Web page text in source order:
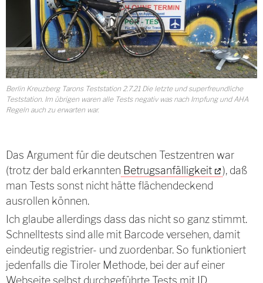
Berlin Kreuzberg Tarons Teststation 2.7.21 Die letzte und superfreundliche
Teststation. Im übrigen waren alle Tests negativ was nach Impfung und AHA
Regeln auch zu erwarten war.
Das Argument für die deutschen Testzentren war
(trotz der bald erkannten Betrugsanfälligkeit
), daß
man Tests sonst nicht hätte flächendeckend
ausrollen können.
Ich glaube allerdings dass das nicht so ganz stimmt.
Schnelltests sind alle mit Barcode versehen, damit
eindeutig registrier- und zuordenbar. So funktioniert
jedenfalls die Tiroler Methode, bei der auf einer
Webseite selbst durchgeführte Tests mit ID